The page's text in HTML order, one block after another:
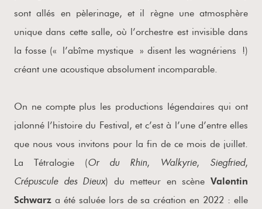
sont allés en pèlerinage, et il règne une atmosphère
unique dans cette salle, où l’orchestre est invisible dans
la fosse (« l’abîme mystique » disent les wagnériens !)
créant une acoustique absolument incomparable.
On ne compte plus les productions légendaires qui ont
jalonné l’histoire du Festival, et c’est à l’une d’entre elles
que nous vous invitons pour la fin de ce mois de juillet.
La Tétralogie (Or du Rhin, Walkyrie, Siegfried,
Crépuscule des Dieux) du metteur en scèneValentin
Schwarz a été saluée lors de sa création en 2022 : elle